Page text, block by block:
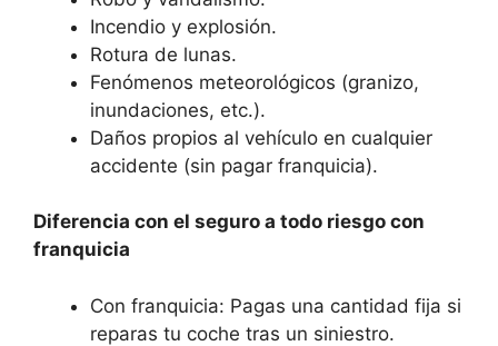
Incendio y explosión.
Rotura de lunas.
Fenómenos meteorológicos (granizo,
inundaciones, etc.).
Daños propios al vehículo en cualquier
accidente (sin pagar franquicia).
Diferencia con el seguro a todo riesgo con
franquicia
Con franquicia: Pagas una cantidad fija si
reparas tu coche tras un siniestro.